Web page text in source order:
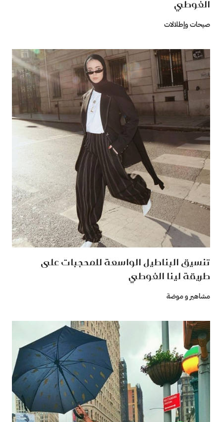
الغوطي
صيحات وإطلالات
تنسيق البناطيل الواسعة للمحجبات على
طريقة لينا الغوطي
مشاهير و موضة